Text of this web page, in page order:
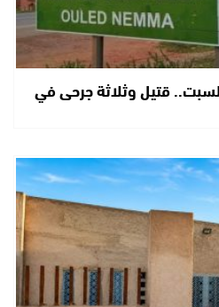
قتيل وثلاثة جرحى في